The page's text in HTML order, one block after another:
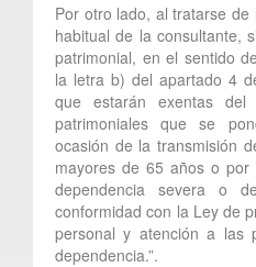
Por otro lado, al tratarse
habitual de la consultante,
patrimonial, en el sentido
la letra b) del apartado 4
que estarán exentas del
patrimoniales que se
ocasión de la transmisión
mayores de 65 años o por
dependencia severa o
conformidad con la Ley de
personal y atención a las
dependencia.”.